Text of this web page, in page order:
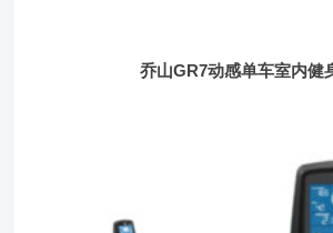
乔山GR7动感单车室内健